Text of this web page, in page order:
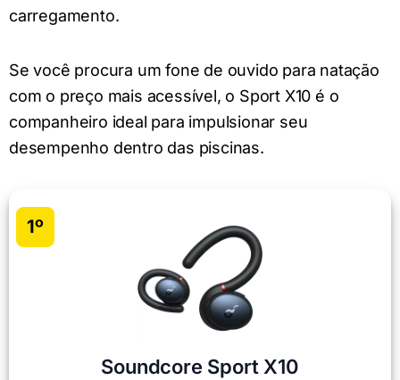
carregamento.
Se você procura um fone de ouvido para natação
com o preço mais acessível, o Sport X10 é o
companheiro ideal para impulsionar seu
desempenho dentro das piscinas.
1º
Soundcore Sport X10